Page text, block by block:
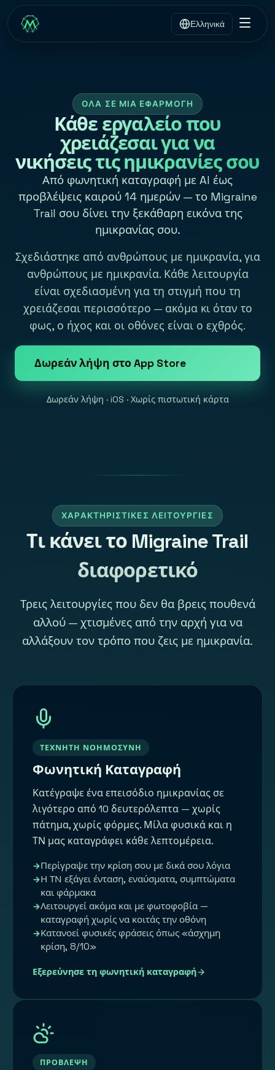
Ελληνικά
ΌΛΑ ΣΕ ΜΊΑ ΕΦΑΡΜΟΓΉ
Κάθε εργαλείο που
χρειάζεσαι για να
νικήσεις τις ημικρανίες σου
Από φωνητική καταγραφή με AI έως
προβλέψεις καιρού 14 ημερών — το Migraine
Trail σου δίνει την ξεκάθαρη εικόνα της
ημικρανίας σου.
Σχεδιάστηκε από ανθρώπους με ημικρανία, για
ανθρώπους με ημικρανία. Κάθε λειτουργία
είναι σχεδιασμένη για τη στιγμή που τη
χρειάζεσαι περισσότερο — ακόμα κι όταν το
φως, ο ήχος και οι οθόνες είναι ο εχθρός.
Δωρεάν λήψη στο App Store
Δωρεάν λήψη · iOS · Χωρίς πιστωτική κάρτα
ΧΑΡΑΚΤΗΡΙΣΤΙΚΈΣ ΛΕΙΤΟΥΡΓΊΕΣ
Τι κάνει το Migraine Trail
διαφορετικό
Τρεις λειτουργίες που δεν θα βρεις πουθενά
αλλού — χτισμένες από την αρχή για να
αλλάξουν τον τρόπο που ζεις με ημικρανία.
ΤΕΧΝΗΤΉ ΝΟΗΜΟΣΎΝΗ
Φωνητική Καταγραφή
Κατέγραψε ένα επεισόδιο ημικρανίας σε
λιγότερο από 10 δευτερόλεπτα — χωρίς
πάτημα, χωρίς φόρμες. Μίλα φυσικά και η
ΤΝ μας καταγράφει κάθε λεπτομέρεια.
Περίγραψε την κρίση σου με δικά σου λόγια
Η ΤΝ εξάγει ένταση, εναύσματα, συμπτώματα
και φάρμακα
Λειτουργεί ακόμα και με φωτοφοβία —
καταγραφή χωρίς να κοιτάς την οθόνη
Κατανοεί φυσικές φράσεις όπως «άσχημη
κρίση, 8/10»
Εξερεύνησε τη φωνητική καταγραφή
ΠΡΌΒΛΕΨΗ